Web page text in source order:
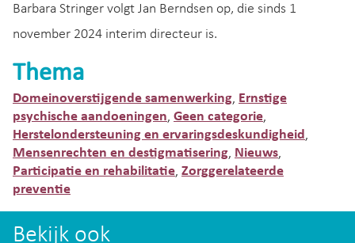
Barbara Stringer volgt Jan Berndsen op, die sinds 1
november 2024 interim directeur is.
Thema
Domeinoverstijgende samenwerking, Ernstige
psychische aandoeningen, Geen categorie,
Herstelondersteuning en ervaringsdeskundigheid,
Mensenrechten en destigmatisering, Nieuws,
Participatie en rehabilitatie, Zorggerelateerde
preventie
Bekijk ook